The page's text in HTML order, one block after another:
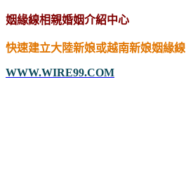
姻緣線相親婚姻介紹中心
快速建立大陸新娘或越南新娘姻緣線
WWW.WIRE99.COM